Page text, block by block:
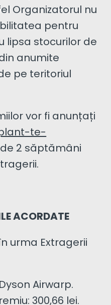
Organizatorul nu
pentru
lipsa stocurilor de
din anumite
pe teritoriul
vor fi anunțați
te-
2 săptămâni
ACORDATE
urma Extragerii
Airwarp.
300,66 lei.